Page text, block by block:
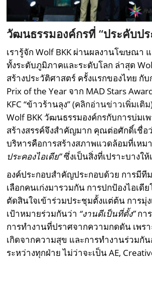
วัฒนธรรมองค์กรที่ “ประคับปร
เรารู้จัก Wolf BKK ผ่านผลงานโฆษณา
ทั้งระดับภูมิภาคและระดับโลก ล่าสุด
สร้างประวัติศาสตร์ ครั้งแรกของไทย กั
Prix of the Year จาก MAD Stars
KFC “ข้าวร้านลุง”(คลิกอ่านข่าวเพิ่มเติม
Wolf BKK วัฒนธรรมองค์กรกับการบ่มเ
สร้างสรรค์จึงสำคัญมาก คุณต่อศักดิ์เชื่อ
บริหารคือการสร้างสภาพแวดล้อมที่เหม
ประคองไอเดีย”ซึ่งเป็นสิ่งที่เปราะบางใ
องค์ประกอบสำคัญประกอบด้วย การมี
เลือกคนเก่งมารวมกัน การปกป้องไอเดี
ตัดสินใจเข้าร่วมประชุมตั้งแต่ต้น การมุ่
เป้าหมายร่วมกันว่า “งานดีเป็นที่ตั้ง”กา
การทำงานที่ปราศจากความกดดัน เพร
เกิดจากความสุข และการทำงานร่วมกั
ระหว่างทุกฝ่าย ไม่ว่าจะเป็น AE,